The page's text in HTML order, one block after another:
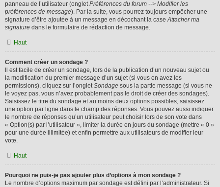
panneau de l’utilisateur (ongletPréférences du forum --> Modifier les
préférences de message). Par la suite, vous pourrez toujours empêcher une
signature d’être ajoutée à un message en décochant la caseAttacher ma
signature dans le formulaire de rédaction de message.
Haut
Comment créer un sondage ?
Il est facile de créer un sondage, lors de la publication d’un nouveau sujet ou
la modification du premier message d’un sujet (si vous en avez les
permissions), cliquez sur l’ongletSondage sous la partie message (si vous ne
le voyez pas, vous n’avez probablement pas le droit de créer des sondages).
Saisissez le titre du sondage et au moins deux options possibles, saisissez
une option par ligne dans le champ des réponses. Vous pouvez aussi indiquer
le nombre de réponses qu’un utilisateur peut choisir lors de son vote dans
« Option(s) par l’utilisateur », limiter la durée en jours du sondage (mettre « 0 »
pour une durée illimitée) et enfin permettre aux utilisateurs de modifier leur
vote.
Haut
Pourquoi ne puis-je pas ajouter plus d’options à mon sondage ?
Le nombre d’options maximum par sondage est défini par l’administrateur. Si